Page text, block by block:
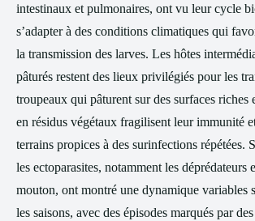
intestinaux et pulmonaires, ont vu leur cycle
s’adapter à des conditions climatiques qui
la transmission des larves. Les hôtes
pâturés restent des lieux privilégiés pour les
troupeaux qui pâturent sur des surfaces riches
en résidus végétaux fragilisent leur immunité
terrains propices à des surinfections répétées.
les ectoparasites, notamment les déprédateurs
mouton, ont montré une dynamique variables
les saisons, avec des épisodes marqués par